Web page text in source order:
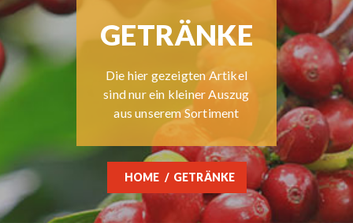
GETRÄNKE
Die hier gezeigten Artikel
sind nur ein kleiner Auszug
aus unserem Sortiment
HOME GETRÄNKE